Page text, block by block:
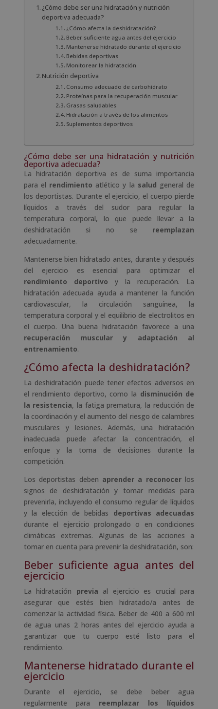
¿Cómo debe ser una hidratación y nutrición
deportiva adecuada?
¿Cómo afecta la deshidratación?
Beber suficiente agua antes del ejercicio
Mantenerse hidratado durante el ejercicio
Bebidas deportivas
Monitorear la hidratación
Nutrición deportiva
Consumo adecuado de carbohidrato
Proteínas para la recuperación muscular
Grasas saludables
Hidratación a través de los alimentos
Suplementos deportivos
¿Cómo debe ser una hidratación y nutrición
deportiva adecuada?
La hidratación deportiva es de suma importancia
para el rendimiento atlético y la salud general de
los deportistas. Durante el ejercicio, el cuerpo pierde
líquidos a través del sudor para regular la
temperatura corporal, lo que puede llevar a la
deshidratación si no se reemplazan
adecuadamente.
Mantenerse bien hidratado antes, durante y después
del ejercicio es esencial para optimizar el
rendimiento deportivo y la recuperación. La
hidratación adecuada ayuda a mantener la función
cardiovascular, la circulación sanguínea, la
temperatura corporal y el equilibrio de electrolitos en
el cuerpo. Una buena hidratación favorece a una
recuperación muscular y adaptación al
entrenamiento.
¿Cómo afecta la deshidratación?
La deshidratación puede tener efectos adversos en
el rendimiento deportivo, como la disminución de
la resistencia, la fatiga prematura, la reducción de
la coordinación y el aumento del riesgo de calambres
musculares y lesiones. Además, una hidratación
inadecuada puede afectar la concentración, el
enfoque y la toma de decisiones durante la
competición.
Los deportistas deben aprender a reconocerlos
signos de deshidratación y tomar medidas para
prevenirla, incluyendo el consumo regular de líquidos
y la elección de bebidas deportivas adecuadas
durante el ejercicio prolongado o en condiciones
climáticas extremas. Algunas de las acciones a
tomar en cuenta para prevenir la deshidratación, son:
Beber suficiente agua antes del
ejercicio
La hidratación previa al ejercicio es crucial para
asegurar que estés bien hidratado/a antes de
comenzar la actividad física. Beber de 400 a 600 ml
de agua unas 2 horas antes del ejercicio ayuda a
garantizar que tu cuerpo esté listo para el
rendimiento.
Mantenerse hidratado durante el
ejercicio
Durante el ejercicio, se debe beber agua
regularmente para reemplazar los líquidos